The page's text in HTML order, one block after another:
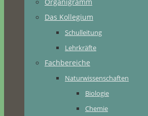
Das Kollegium
Schulleitung
Lehrkräfte
Fachbereiche
Naturwissenschaften
Biologie
Chemie